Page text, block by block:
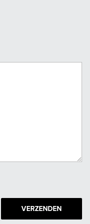
VERZENDEN